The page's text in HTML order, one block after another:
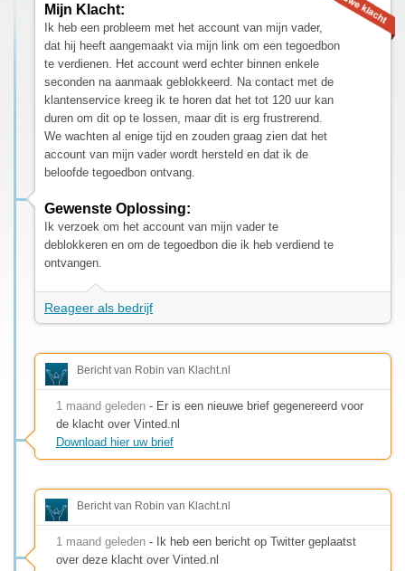
Mijn Klacht:
Ik heb een probleem met het account van mijn vader,
dat hij heeft aangemaakt via mijn link om een tegoedbon
te verdienen. Het account werd echter binnen enkele
seconden na aanmaak geblokkeerd. Na contact met de
klantenservice kreeg ik te horen dat het tot 120 uur kan
duren om dit op te lossen, maar dit is erg frustrerend.
We wachten al enige tijd en zouden graag zien dat het
account van mijn vader wordt hersteld en dat ik de
beloofde tegoedbon ontvang.
Gewenste Oplossing:
Ik verzoek om het account van mijn vader te
deblokkeren en om de tegoedbon die ik heb verdiend te
ontvangen.
Reageer als bedrijf
Bericht van Robin van Klacht.nl
1 maand geleden - Er is een nieuwe brief gegenereerd voor
de klacht over Vinted.nl
Download hier uw brief
Bericht van Robin van Klacht.nl
1 maand geleden - Ik heb een bericht op Twitter geplaatst
over deze klacht over Vinted.nl